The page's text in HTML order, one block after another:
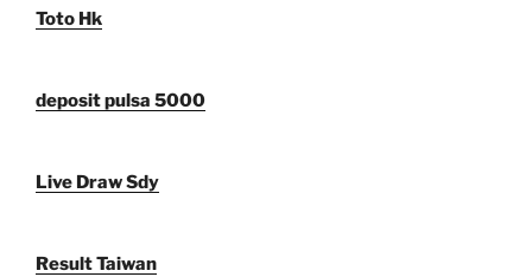
Toto Hk
deposit pulsa 5000
Live Draw Sdy
Result Taiwan